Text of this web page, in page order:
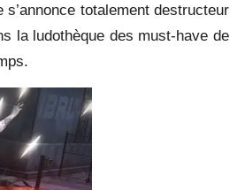
totalement destructeur
la ludothèque des must-have de